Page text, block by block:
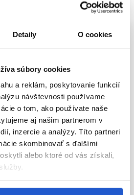
Detaily O cookies
súbory cookies
a reklám, poskytovanie funkcií
návštevnosti používame
o tom, ako používate naše
aj našim partnerom v
inzercie a analýzy. Títo partneri
skombinovať s ďalšími
alebo ktoré od vás získali,
Aktuálne nedostupné
Doprava zadarmo
Sibel